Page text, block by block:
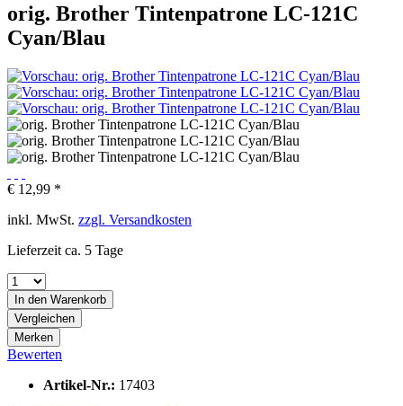
orig. Brother Tintenpatrone LC-121C
Cyan/Blau
€ 12,99 *
inkl. MwSt. zzgl. Versandkosten
Lieferzeit ca. 5 Tage
In den Warenkorb
Vergleichen
Merken
Bewerten
Artikel-Nr.: 17403